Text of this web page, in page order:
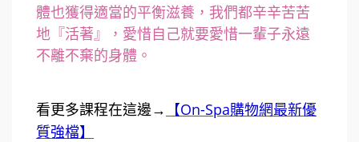
體也獲得適當的平衡滋養，我們都辛辛苦苦
地『活著』，愛惜自己就要愛惜一輩子永遠
不離不棄的身體。
看更多課程在這邊→
【On-Spa購物網最新優
質強檔】